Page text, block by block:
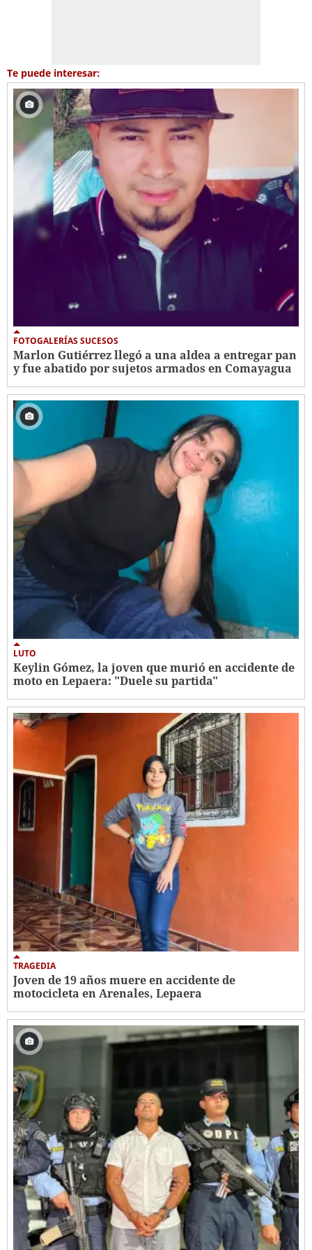
Te puede interesar:
FOTOGALERÍAS SUCESOS
Marlon Gutiérrez llegó a una aldea a entregar pan
y fue abatido por sujetos armados en Comayagua
LUTO
Keylin Gómez, la joven que murió en accidente de
moto en Lepaera: "Duele su partida"
TRAGEDIA
Joven de 19 años muere en accidente de
motocicleta en Arenales, Lepaera